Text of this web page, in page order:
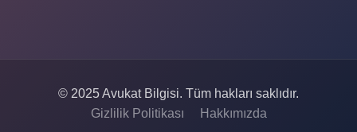
© 2025 Avukat Bilgisi. Tüm hakları saklıdır.
Gizlilik Politikası
Hakkımızda